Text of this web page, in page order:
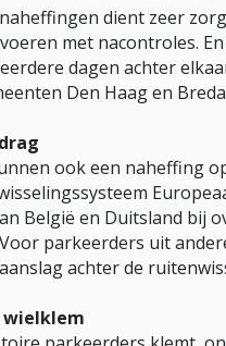
dient zeer
met nacontroles.
dagen achter
Den Haag en
ook een naheffing
België en Duitsland bij
parkeerders uit
achter de
wielklem